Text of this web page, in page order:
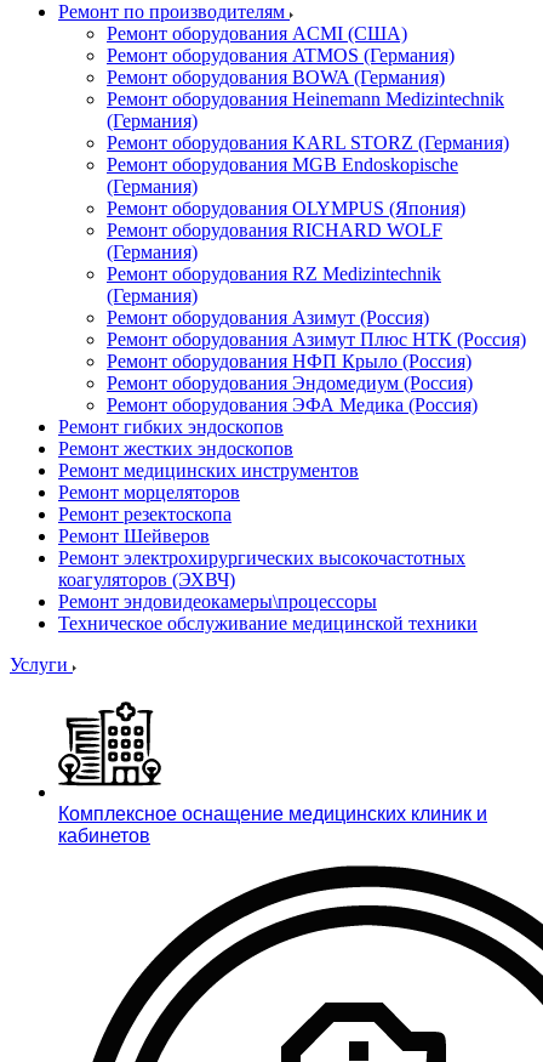
Ремонт по производителям
Ремонт оборудования ACMI (США)
Ремонт оборудования ATMOS (Германия)
Ремонт оборудования BOWA (Германия)
Ремонт оборудования Heinemann Medizintechnik
(Германия)
Ремонт оборудования KARL STORZ (Германия)
Ремонт оборудования MGB Endoskopische
(Германия)
Ремонт оборудования OLYMPUS (Япония)
Ремонт оборудования RICHARD WOLF
(Германия)
Ремонт оборудования RZ Medizintechnik
(Германия)
Ремонт оборудования Азимут (Россия)
Ремонт оборудования Азимут Плюс НТК (Россия)
Ремонт оборудования НФП Крыло (Россия)
Ремонт оборудования Эндомедиум (Россия)
Ремонт оборудования ЭФА Медика (Россия)
Ремонт гибких эндоскопов
Ремонт жестких эндоскопов
Ремонт медицинских инструментов
Ремонт морцеляторов
Ремонт резектоскопа
Ремонт Шейверов
Ремонт электрохирургических высокочастотных
коагуляторов (ЭХВЧ)
Ремонт эндовидеокамеры\процессоры
Техническое обслуживание медицинской техники
Услуги
Комплексное оснащение медицинских клиник и
кабинетов